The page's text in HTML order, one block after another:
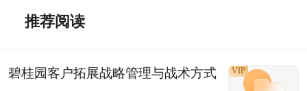
推荐阅读
碧桂园客户拓展战略管理与战术方式 VIP